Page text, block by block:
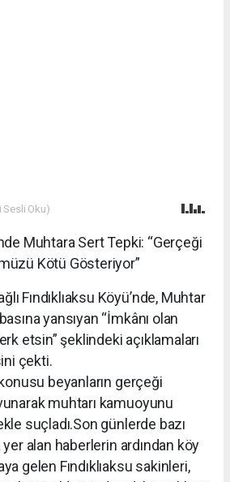
Sesli Oku)
Muhtara Sert Tepki: “Gerçeği
Kötü Gösteriyor”
Fındıklıaksu Köyü’nde, Muhtar
yansıyan “İmkânı olan
etsin” şeklindeki açıklamaları
çekti.
beyanların gerçeği
muhtarı kamuoyunu
suçladı.Son günlerde bazı
yer alan haberlerin ardından köy
gelen Fındıklıaksu sakinleri,